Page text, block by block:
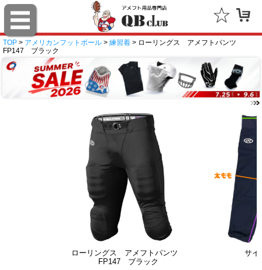
TOP > アメリカンフットボール > 練習着 > ローリングス アメフトパンツ
FP147 ブラック
ローリングス アメフトパンツ
FP147 ブラック
サイ